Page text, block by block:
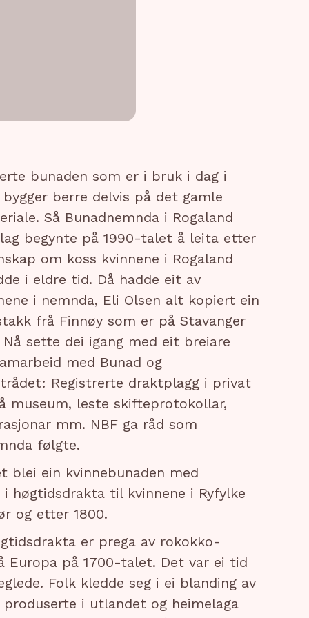
bunaden som er i bruk i dag i
bygger berre delvis på det gamle
Så Bunadnemnda i Rogaland
begynte på 1990-talet å leita etter
om koss kvinnene i Rogaland
i eldre tid. Då hadde eit av
i nemnda, Eli Olsen alt kopiert ein
frå Finnøy som er på Stavanger
Nå sette dei igang med eit breiare
med Bunad og
Registrerte draktplagg i privat
museum, leste skifteprotokollar,
mm. NBF ga råd som
følgte.
blei ein kvinnebunaden med
i høgtidsdrakta til kvinnene i Ryfylke
og etter 1800.
er prega av rokokko-
Europa på 1700-talet. Det var ei tid
Folk kledde seg i ei blanding av
i utlandet og heimelaga